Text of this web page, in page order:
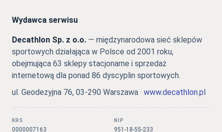
Wydawca serwisu
Decathlon Sp. z o.o. — międzynarodowa sieć sklepów
sportowych działająca w Polsce od 2001 roku,
obejmująca 63 sklepy stacjonarne i sprzedaż
internetową dla ponad 86 dyscyplin sportowych.
ul. Geodezyjna 76, 03-290 Warszawa · www.decathlon.pl
KRS
0000007163
NIP
951-18-55-233